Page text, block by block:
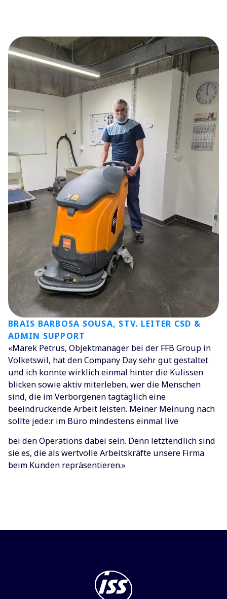
BRAIS BARBOSA SOUSA, STV. LEITER CSD &
ADMIN SUPPORT
«Marek Petrus, Objektmanager bei der FFB Group in
Volketswil, hat den Company Day sehr gut gestaltet
und ich konnte wirklich einmal hinter die Kulissen
blicken sowie aktiv miterleben, wer die Menschen
sind, die im Verborgenen tagtäglich eine
beeindruckende Arbeit leisten. Meiner Meinung nach
sollte jede:r im Büro mindestens einmal live
bei den Operations dabei sein. Denn letztendlich sind
sie es, die als wertvolle Arbeitskräfte unsere Firma
beim Kunden repräsentieren.»